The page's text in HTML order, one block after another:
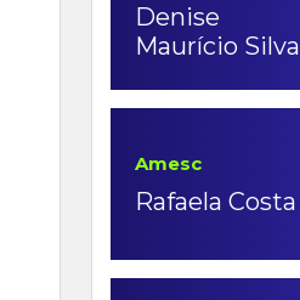
Denise
Maurício Silva
Amesc
Rafaela Costa